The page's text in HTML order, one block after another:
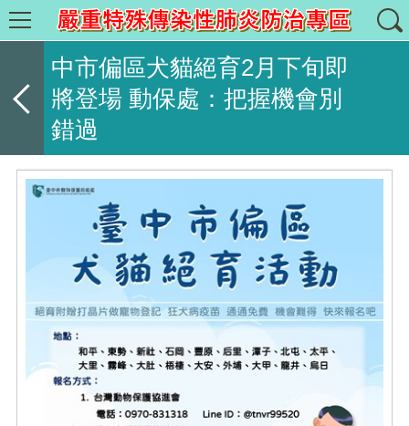
中市偏區犬貓絕育2月下旬即
將登場 動保處：把握機會別
錯過